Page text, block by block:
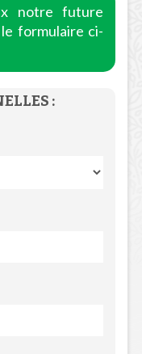
notre future
formulaire ci-
: